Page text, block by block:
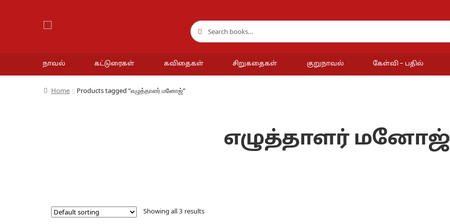
Search
for:
Search
நாவல் கட்டுரைகள் கவிதைகள் சிறுகதைகள் குறுநாவல் கேள்வி – பதில்
Home Products tagged “எழுத்தாளர் மனோஜ்”
எழுத்தாளர் மனோஜ்
Showing all 3 results